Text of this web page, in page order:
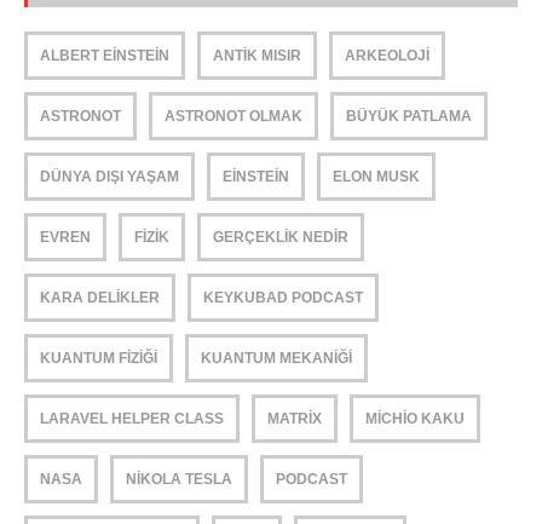
ALBERT EINSTEIN ANTIK MISIR ARKEOLOJI
ASTRONOT ASTRONOT OLMAK BÜYÜK PATLAMA
DÜNYA DIŞI YAŞAM EINSTEIN ELON MUSK
EVREN FIZIK GERÇEKLIK NEDIR
KARA DELIKLER KEYKUBAD PODCAST
KUANTUM FIZIĞI KUANTUM MEKANIĞI
LARAVEL HELPER CLASS MATRIX MICHIO KAKU
NASA NIKOLA TESLA PODCAST